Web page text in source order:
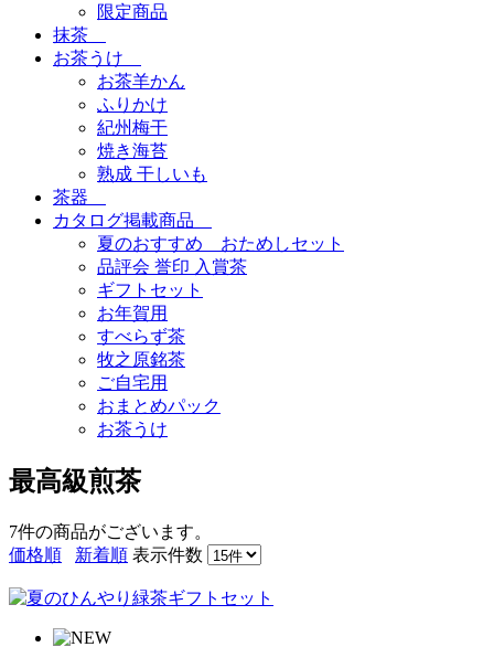
限定商品
抹茶
お茶うけ
お茶羊かん
ふりかけ
紀州梅干
焼き海苔
熟成 干しいも
茶器
カタログ掲載商品
夏のおすすめ おためしセット
品評会 誉印 入賞茶
ギフトセット
お年賀用
すべらず茶
牧之原銘茶
ご自宅用
おまとめパック
お茶うけ
最高級煎茶
7件の商品がございます。
価格順
新着順 表示件数